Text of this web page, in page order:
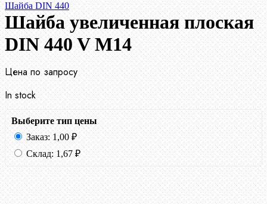
Шайба DIN 440
Шайба увеличенная плоская
DIN 440 V М14
Цена по запросу
In stock
Выберите тип цены
Заказ: 1,00 ₽
Склад: 1,67 ₽